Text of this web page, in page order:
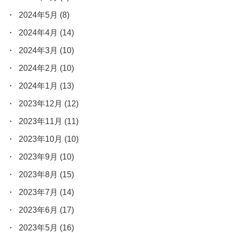
2024年5月 (8)
2024年4月 (14)
2024年3月 (10)
2024年2月 (10)
2024年1月 (13)
2023年12月 (12)
2023年11月 (11)
2023年10月 (10)
2023年9月 (10)
2023年8月 (15)
2023年7月 (14)
2023年6月 (17)
2023年5月 (16)